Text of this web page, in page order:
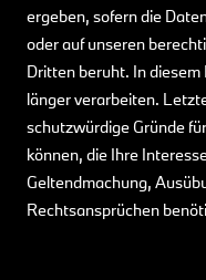
ergeben, sofern die
oder auf unseren
Dritten beruht. In
länger verarbeiten.
schutzwürdige Gründe
können, die Ihre
Geltendmachung,
Rechtsansprüchen